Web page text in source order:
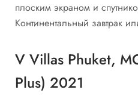
плоским экраном и
Континентальный завтрак
V Villas Phuket,
Plus) 2021